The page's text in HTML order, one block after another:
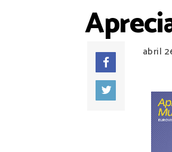
abril